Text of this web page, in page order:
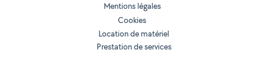
Mentions légales
Cookies
Location de matériel
Prestation de services